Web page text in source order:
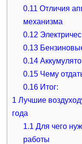
0.11 Отличия
механизма
0.12
0.13
0.14
0.15 Чему
0.16 Итог:
1 Лучшие
года
1.1 Для чего
работы